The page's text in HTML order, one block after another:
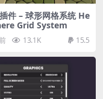
件 – 球形网格系统 He
Grid System
13.1K 15.5